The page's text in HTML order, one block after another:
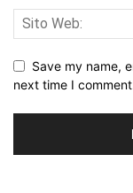
Save my name,
next time I